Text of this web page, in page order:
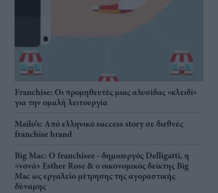
Franchise: Οι προμηθευτές μιας αλυσίδας «κλειδί»
για την ομαλή λειτουργία
Mailo’s: Από ελληνικό success story σε διεθνές
franchise brand
Big Mac: Ο franchisee - δημιουργός Delligatti, η
«νονά» Esther Rose & ο οικονομικός δείκτης Big
Mac ως εργαλείο μέτρησης της αγοραστικής
δύναμης